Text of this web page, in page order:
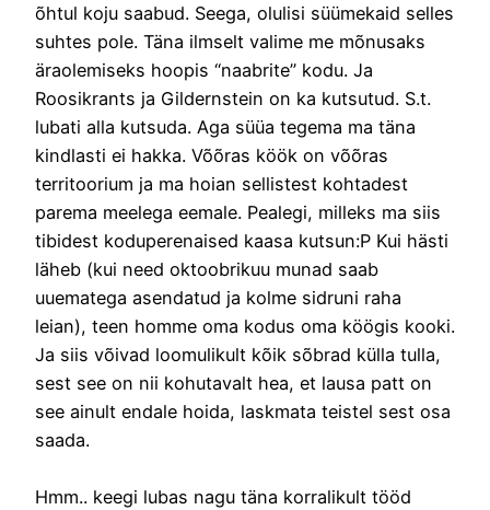
õhtul koju saabud. Seega, olulisi süümekaid selles
suhtes pole. Täna ilmselt valime me mõnusaks
äraolemiseks hoopis “naabrite” kodu. Ja
Roosikrants ja Gildernstein on ka kutsutud. S.t.
lubati alla kutsuda. Aga süüa tegema ma täna
kindlasti ei hakka. Võõras köök on võõras
territoorium ja ma hoian sellistest kohtadest
parema meelega eemale. Pealegi, milleks ma siis
tibidest koduperenaised kaasa kutsun:P Kui hästi
läheb (kui need oktoobrikuu munad saab
uuematega asendatud ja kolme sidruni raha
leian), teen homme oma kodus oma köögis kooki.
Ja siis võivad loomulikult kõik sõbrad külla tulla,
sest see on nii kohutavalt hea, et lausa patt on
see ainult endale hoida, laskmata teistel sest osa
saada.
Hmm.. keegi lubas nagu täna korralikult tööd